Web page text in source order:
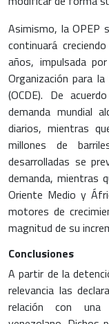
Asimismo, la OPEP
continuará
años, impulsada
Organización para
(OCDE). De
demanda mundial
diarios, mientras
millones de
desarrolladas se
demanda, mientras
Oriente Medio y
motores de
magnitud de su
Conclusiones
A partir de la
relevancia las
relación con una